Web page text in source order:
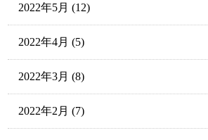
2022年5月 (12)
2022年4月 (5)
2022年3月 (8)
2022年2月 (7)